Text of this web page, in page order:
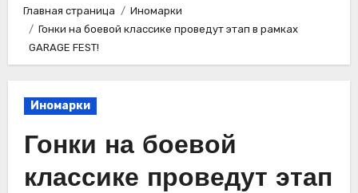
Главная страница
Иномарки
Гонки на боевой классике проведут этап в рамках
GARAGE FEST!
Иномарки
Гонки на боевой
классике проведут этап